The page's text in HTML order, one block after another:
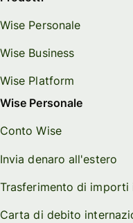
Wise Personale
Wise Business
Wise Platform
Wise Personale
Conto Wise
Invia denaro all'estero
Trasferimento di importi
Carta di debito